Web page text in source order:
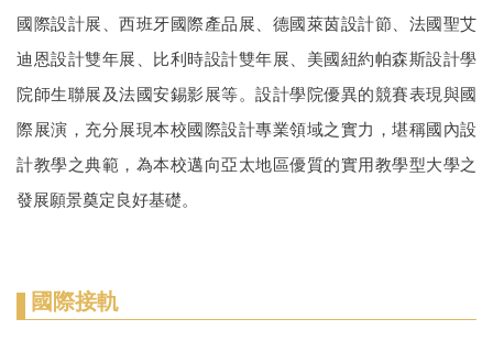
國際設計展、西班牙國際產品展、德國萊茵設計節、法國聖艾
迪恩設計雙年展、比利時設計雙年展、美國紐約帕森斯設計學
院師生聯展及法國安錫影展等。設計學院優異的競賽表現與國
際展演，充分展現本校國際設計專業領域之實力，堪稱國內設
計教學之典範，為本校邁向亞太地區優質的實用教學型大學之
發展願景奠定良好基礎。
國際接軌